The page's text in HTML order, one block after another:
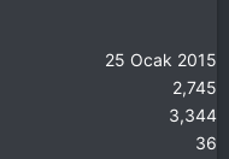
25 Ocak 2015
2,745
3,344
36